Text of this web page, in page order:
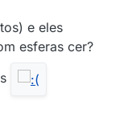
e eles
esferas cer?